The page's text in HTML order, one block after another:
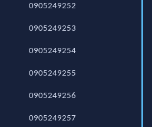
0905249252
0905249253
0905249254
0905249255
0905249256
0905249257